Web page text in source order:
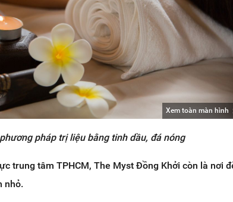
Xem toàn màn hình
pháp trị liệu bằng tinh dầu, đá nóng
trung tâm TPHCM, The Myst Đồng Khởi còn là nơi
nhỏ.